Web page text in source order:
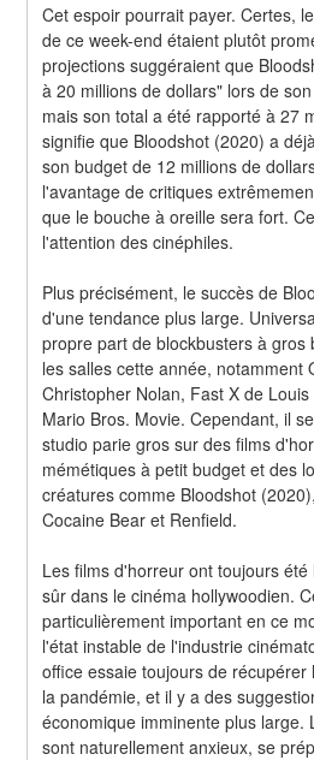
Cet espoir pourrait payer. Certes,
de ce week-end étaient plutôt
projections suggéraient que
à 20 millions de dollars" lors de
mais son total a été rapporté à 27
signifie que Bloodshot (2020) a
son budget de 12 millions de
l'avantage de critiques
que le bouche à oreille sera fort.
l'attention des cinéphiles.
Plus précisément, le succès de
d'une tendance plus large.
propre part de blockbusters à gros
les salles cette année, notamment
Christopher Nolan, Fast X de
Mario Bros. Movie. Cependant, il
studio parie gros sur des films
mémétiques à petit budget et des
créatures comme Bloodshot
Cocaine Bear et Renfield.
Les films d'horreur ont toujours
sûr dans le cinéma hollywoodien.
particulièrement important en ce
l'état instable de l'industrie
office essaie toujours de
la pandémie, et il y a des
économique imminente plus large.
sont naturellement anxieux, se